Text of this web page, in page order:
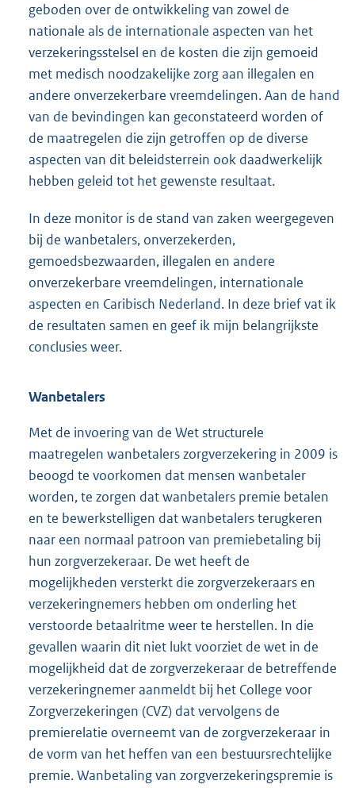
geboden over de ontwikkeling van zowel de
nationale als de internationale aspecten van het
verzekeringsstelsel en de kosten die zijn gemoeid
met medisch noodzakelijke zorg aan illegalen en
andere onverzekerbare vreemdelingen. Aan de hand
van de bevindingen kan geconstateerd worden of
de maatregelen die zijn getroffen op de diverse
aspecten van dit beleidsterrein ook daadwerkelijk
hebben geleid tot het gewenste resultaat.
In deze monitor is de stand van zaken weergegeven
bij de wanbetalers, onverzekerden,
gemoedsbezwaarden, illegalen en andere
onverzekerbare vreemdelingen, internationale
aspecten en Caribisch Nederland. In deze brief vat ik
de resultaten samen en geef ik mijn belangrijkste
conclusies weer.
Wanbetalers
Met de invoering van de Wet structurele
maatregelen wanbetalers zorgverzekering in 2009 is
beoogd te voorkomen dat mensen wanbetaler
worden, te zorgen dat wanbetalers premie betalen
en te bewerkstelligen dat wanbetalers terugkeren
naar een normaal patroon van premiebetaling bij
hun zorgverzekeraar. De wet heeft de
mogelijkheden versterkt die zorgverzekeraars en
verzekeringnemers hebben om onderling het
verstoorde betaalritme weer te herstellen. In die
gevallen waarin dit niet lukt voorziet de wet in de
mogelijkheid dat de zorgverzekeraar de betreffende
verzekeringnemer aanmeldt bij het College voor
Zorgverzekeringen (CVZ) dat vervolgens de
premierelatie overneemt van de zorgverzekeraar in
de vorm van het heffen van een bestuursrechtelijke
premie. Wanbetaling van zorgverzekeringspremie is